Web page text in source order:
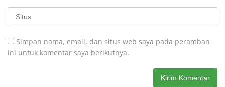
Simpan nama, email, dan situs web saya pada peramban
ini untuk komentar saya berikutnya.